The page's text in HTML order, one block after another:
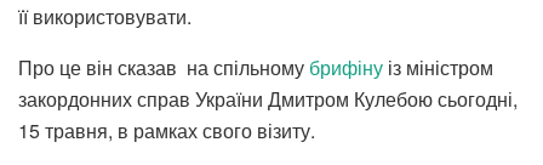
її використовувати.
Про це він сказав на спільному брифіну із міністром
закордонних справ України Дмитром Кулебою сьогодні,
15 травня, в рамках свого візиту.